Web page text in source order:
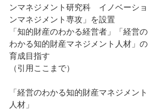
ンマネジメント研究科　イノベーショ
ンマネジメント専攻」を設置
「知的財産のわかる経営者」「経営の
わかる知的財産マネジメント人材」の
育成目指す
（引用ここまで）
「経営のわかる知的財産マネジメント
人材」